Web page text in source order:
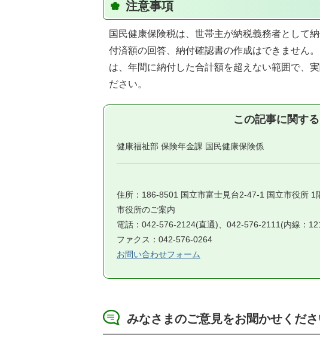
注意事項
国民健康保険税は、世帯主が納税義務者として
付済額の回答、納付確認書の作成はできません
は、年間に納付した合計額を超えない範囲で、
ださい。
この記事に関す
健康福祉部 保険年金課 国民健康保険係
住所：186-8501 国立市富士見台2-47-1 国立市役所 1
市役所のご案内
電話：042-576-2124(直通)、042-576-2111(内線：
ファクス：042-576-0264
お問い合わせフォーム
みなさまのご意見をお聞かせくだ